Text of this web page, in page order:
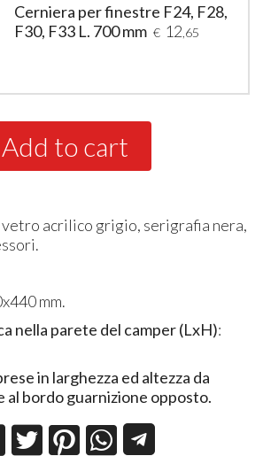
Cerniera per finestre F24, F28,
F30, F33 L. 700 mm € 12 ,65
Add to cart
acrilico grigio, serigrafia nera,
mm.
nella parete del camper (LxH):
in larghezza ed altezza da
al bordo guarnizione opposto.